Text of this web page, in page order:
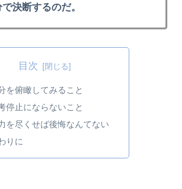
決断するのだ。
目次
を俯瞰してみること
停止にならないこと
を尽くせば後悔なんてない
りに